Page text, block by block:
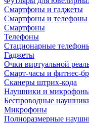
Смартфоны и гаджеты
Смартфоны и телефоны
Смартфоны
Телефоны
Стационарные
Гаджеты
Очки виртуальной
Смарт-часы и фитнес-
Сканеры штрих-кода
Наушники и
Беспроводные
Микрофоны
Полноразмерные